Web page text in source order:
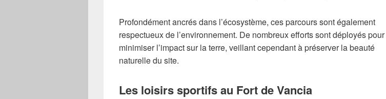
Profondément ancrés dans l’écosystème, ces parcours sont également
respectueux de l’environnement. De nombreux efforts sont déployés pour
minimiser l’impact sur la terre, veillant cependant à préserver la beauté
naturelle du site.
Les loisirs sportifs au Fort de Vancia